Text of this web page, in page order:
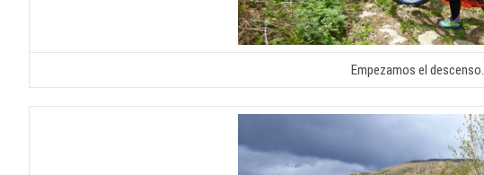
Empezamos el descenso.